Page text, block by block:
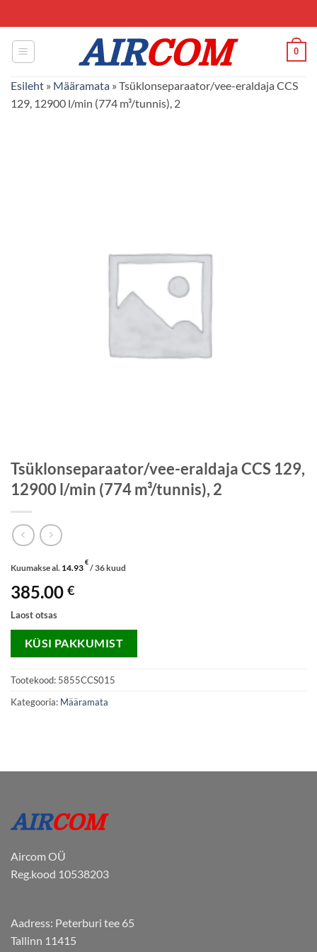
to
content
0
Esileht » Määramata » Tsüklonseparaator/vee-eraldaja CCS
129, 12900 l/min (774 m³/tunnis), 2
Tsüklonseparaator/vee-eraldaja CCS 129,
12900 l/min (774 m³/tunnis), 2
Kuumakse al. 14.93
€
/ 36 kuud
385.00 €
Laost otsas
KÜSI PAKKUMIST
Tootekood: 5855CCS015
Kategooria: Määramata
Aircom OÜ
Reg.kood 10538203
Aadress: Peterburi tee 65
Tallinn 11415